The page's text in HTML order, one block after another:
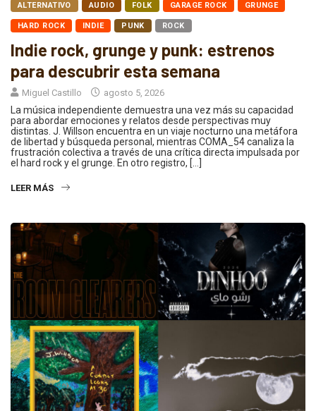
ALTERNATIVO AUDIO FOLK GARAGE ROCK GRUNGE
HARD ROCK INDIE PUNK ROCK
Indie rock, grunge y punk: estrenos
para descubrir esta semana
Miguel Castillo agosto 5, 2026
La música independiente demuestra una vez más su capacidad
para abordar emociones y relatos desde perspectivas muy
distintas. J. Willson encuentra en un viaje nocturno una metáfora
de libertad y búsqueda personal, mientras COMA_54 canaliza la
frustración colectiva a través de una crítica directa impulsada por
el hard rock y el grunge. En otro registro, […]
LEER MÁS